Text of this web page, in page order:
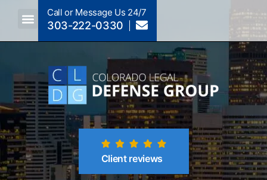
Call or Message Us 24/7
303-222-0330
Client reviews